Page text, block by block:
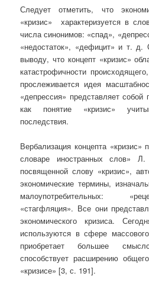
Следует отметить, что
«кризис» характеризуется в
числа синонимов: «спад»,
«недостаток», «дефицит» и т.
выводу, что концепт «кризис»
катастрофичности
прослеживается идея
«депрессия» представляет
как понятие «кризис»
последствия.
Вербализация концепта «кризис»
словаре иностранных слов»
посвященной слову «кризис»,
экономические термины,
малоупотребительных:
«стагфляция». Все они
экономического кризиса.
используются в сфере
приобретает большее
способствует расширению
«кризисе» [3, с. 191].